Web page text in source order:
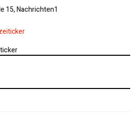
15, Nachrichten1